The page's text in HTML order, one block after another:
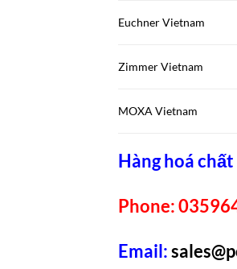
Euchner Vietnam
Zimmer Vietnam
MOXA Vietnam
Hàng hoá
Phone:
Email: